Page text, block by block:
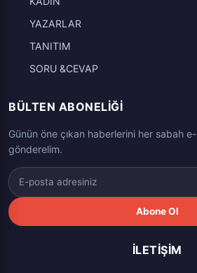
YAZARLAR
TANITIM
SORU &CEVAP
BÜLTEN ABONELIĞI
Günün öne çıkan haberlerini her sabah
gönderelim.
Abone Ol
İLETIŞIM